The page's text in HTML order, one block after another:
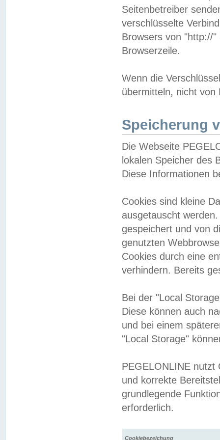
Seitenbetreiber
verschlüsselte
Browsers von "http://
Browserzeile.
Wenn die
übermitteln, nicht von
Speicherung
Die Webseite
lokalen Speicher des
Diese Informationen
Cookies sind kleine
ausgetauscht
gespeichert und von
genutzten
Cookies durch eine
verhindern. Bereits
Bei der "Local
Diese können auch
und bei einem
"Local Storage"
PEGELONLINE nutzt
und korrekte
grundlegende
erforderlich.
Cookiebezeichung